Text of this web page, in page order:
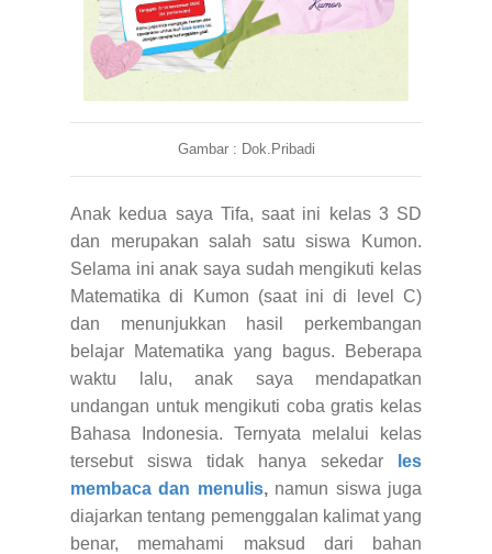
Gambar : Dok.Pribadi
Anak kedua saya Tifa, saat ini kelas 3 SD
dan merupakan salah satu siswa Kumon.
Selama ini anak saya sudah mengikuti kelas
Matematika di Kumon (saat ini di level C)
dan menunjukkan hasil perkembangan
belajar Matematika yang bagus. Beberapa
waktu lalu, anak saya mendapatkan
undangan untuk mengikuti coba gratis kelas
Bahasa Indonesia. Ternyata melalui kelas
tersebut siswa tidak hanya sekedar
les
membaca dan menulis,namun siswa juga
diajarkan tentang pemenggalan kalimat yang
benar, memahami maksud dari bahan